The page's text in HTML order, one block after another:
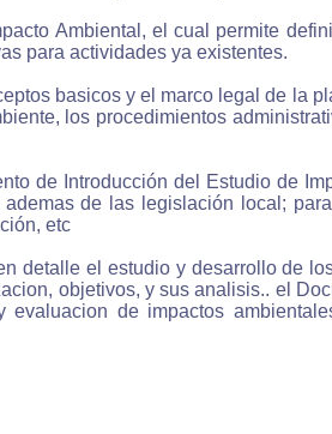
Ambiental, el cual permite
para actividades ya existentes.
basicos y el marco legal de la
los procedimientos
de Introducción del Estudio de
de las legislación local;
etc
detalle el estudio y desarrollo de
objetivos, y sus analisis.. el
de impactos